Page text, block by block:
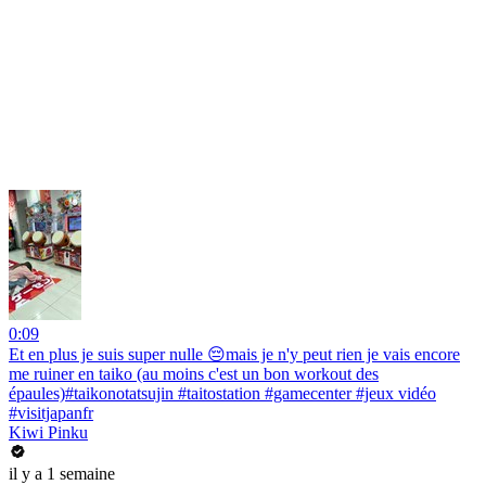
0:09
Et en plus je suis super nulle 😔mais je n'y peut rien je vais encore
me ruiner en taiko (au moins c'est un bon workout des
épaules)#taikonotatsujin #taitostation #gamecenter #jeux vidéo
#visitjapanfr
Kiwi Pinku
il y a 1 semaine